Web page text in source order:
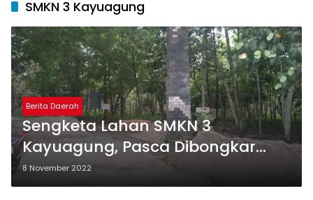
SMKN 3 Kayuagung
Berita Daerah
Sengketa Lahan SMKN 3
Kayuagung, Pasca Dibongkar
Paksa Ahli Waris Siapkan Pagar
Beton
8 November 2022